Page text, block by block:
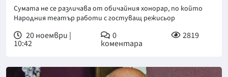
Сумата не се различава от обичайния хонорар, по който
Народния театър работи с гостуващ режисьор
20 ноември |
10:42
0
коментара
2819